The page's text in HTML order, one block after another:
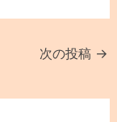
次の投稿 →